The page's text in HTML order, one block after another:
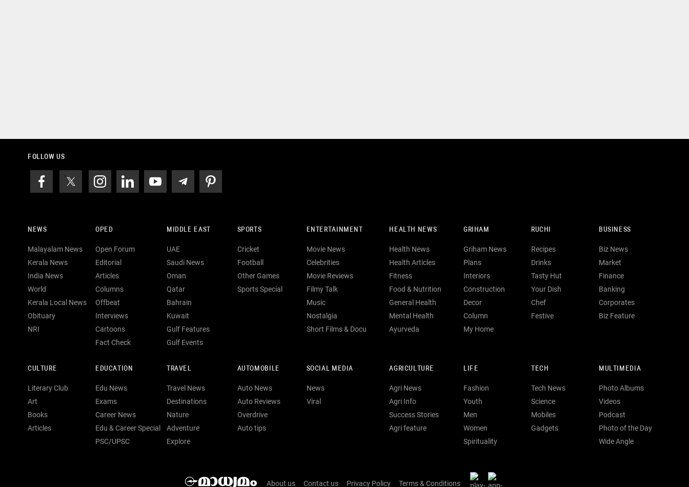
FOLLOW US
NEWS
Malayalam News
Kerala News
India News
World
Kerala Local News
Obituary
NRI
OPED
Open Forum
Editorial
Articles
Columns
Offbeat
Interviews
Cartoons
Fact Check
MIDDLE EAST
UAE
Saudi News
Oman
Qatar
Bahrain
Kuwait
Gulf Features
Gulf Events
SPORTS
Cricket
Football
Other Games
Sports Special
ENTERTAINMENT
Movie News
Celebrities
Movie Reviews
Filmy Talk
Music
Nostalgia
Short Films & Docu
HEALTH NEWS
Health News
Health Articles
Fitness
Food & Nutrition
General Health
Mental Health
Ayurveda
GRIHAM
Griham News
Plans
Interiors
Construction
Decor
Column
My Home
RUCHI
Recipes
Drinks
Tasty Hut
Your Dish
Chef
Festive
BUSINESS
Biz News
Market
Finance
Banking
Corporates
Biz Feature
CULTURE
Literary Club
Art
Books
Articles
EDUCATION
Edu News
Exams
Career News
Edu & Career Special
PSC/UPSC
TRAVEL
Travel News
Destinations
Nature
Adventure
Explore
AUTOMOBILE
Auto News
Auto Reviews
Overdrive
Auto tips
SOCIAL MEDIA
News
Viral
AGRICULTURE
Agri News
Agri Info
Success Stories
Agri feature
LIFE
Fashion
Youth
Men
Women
Spirituality
TECH
Tech News
Science
Mobiles
Gadgets
MULTIMEDIA
Photo Albums
Videos
Podcast
Photo of the Day
Wide Angle
About us Contact us Privacy Policy Terms & Conditions